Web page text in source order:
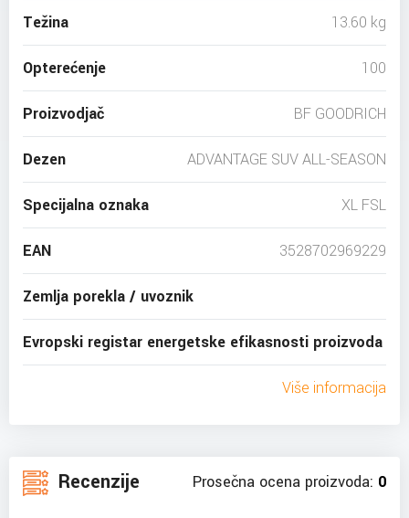
Težina 13.60 kg
Opterećenje 100
Proizvodjač BF GOODRICH
Dezen ADVANTAGE SUV ALL-SEASON
Specijalna oznaka XL FSL
EAN 3528702969229
Zemlja porekla / uvoznik
Evropski registar energetske efikasnosti proizvoda
Više informacija
Recenzije Prosečna ocena proizvoda: 0